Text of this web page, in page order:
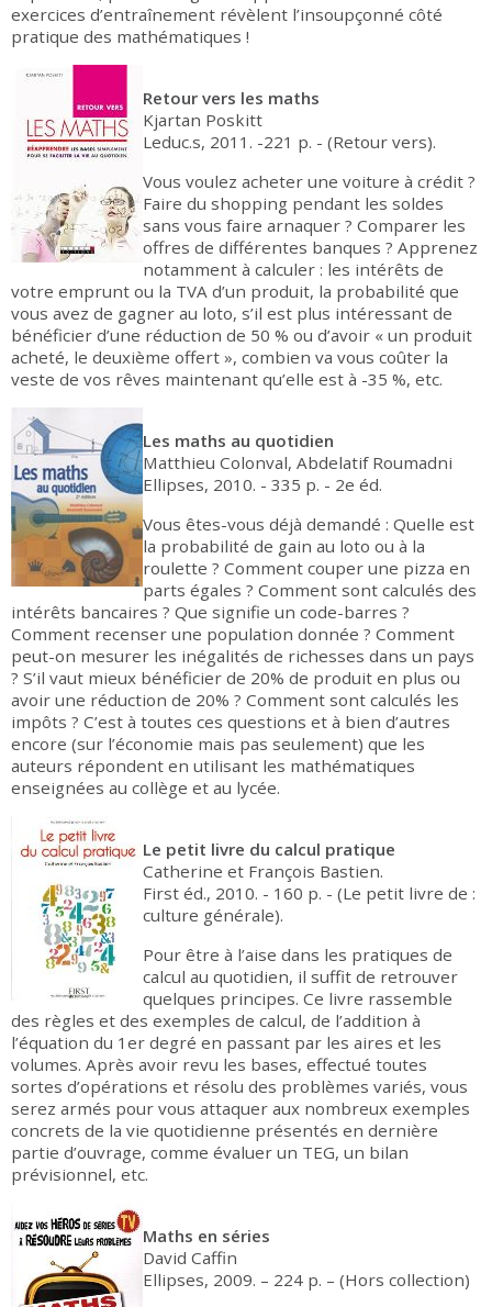
exercices d’entraînement révèlent l’insoupçonné côté
pratique des mathématiques !
Retour vers les maths
Kjartan Poskitt
Leduc.s, 2011. -221 p. - (Retour vers).
Vous voulez acheter une voiture à crédit ?
Faire du shopping pendant les soldes
sans vous faire arnaquer ? Comparer les
offres de différentes banques ? Apprenez
notamment à calculer : les intérêts de
votre emprunt ou la TVA d’un produit, la probabilité que
vous avez de gagner au loto, s’il est plus intéressant de
bénéficier d’une réduction de 50 % ou d’avoir « un produit
acheté, le deuxième offert », combien va vous coûter la
veste de vos rêves maintenant qu’elle est à -35 %, etc.
Les maths au quotidien
Matthieu Colonval, Abdelatif Roumadni
Ellipses, 2010. - 335 p. - 2e éd.
Vous êtes-vous déjà demandé : Quelle est
la probabilité de gain au loto ou à la
roulette ? Comment couper une pizza en
parts égales ? Comment sont calculés des
intérêts bancaires ? Que signifie un code-barres ?
Comment recenser une population donnée ? Comment
peut-on mesurer les inégalités de richesses dans un pays
? S’il vaut mieux bénéficier de 20% de produit en plus ou
avoir une réduction de 20% ? Comment sont calculés les
impôts ? C’est à toutes ces questions et à bien d’autres
encore (sur l’économie mais pas seulement) que les
auteurs répondent en utilisant les mathématiques
enseignées au collège et au lycée.
Le petit livre du calcul pratique
Catherine et François Bastien.
First éd., 2010. - 160 p. - (Le petit livre de :
culture générale).
Pour être à l’aise dans les pratiques de
calcul au quotidien, il suffit de retrouver
quelques principes. Ce livre rassemble
des règles et des exemples de calcul, de l’addition à
l’équation du 1er degré en passant par les aires et les
volumes. Après avoir revu les bases, effectué toutes
sortes d’opérations et résolu des problèmes variés, vous
serez armés pour vous attaquer aux nombreux exemples
concrets de la vie quotidienne présentés en dernière
partie d’ouvrage, comme évaluer un TEG, un bilan
prévisionnel, etc.
Maths en séries
David Caffin
Ellipses, 2009. – 224 p. – (Hors collection)